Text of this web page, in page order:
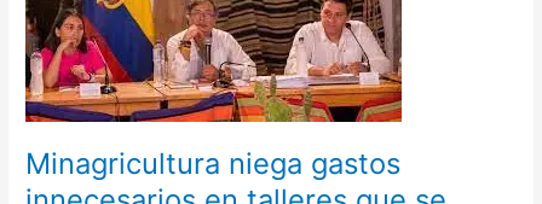
Minagricultura niega gastos
innecesarios
en
talleres
que
se
adelantarán
en